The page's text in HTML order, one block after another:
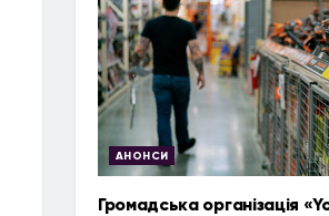
АНОНСИ
Громадська організація